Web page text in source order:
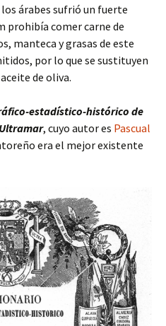
árabes sufrió un fuerte
prohibía comer carne de
manteca y grasas de este
por lo que se sustituyen
de oliva.
estadístico-histórico de
, cuyo autor es Pascual
era el mejor existente